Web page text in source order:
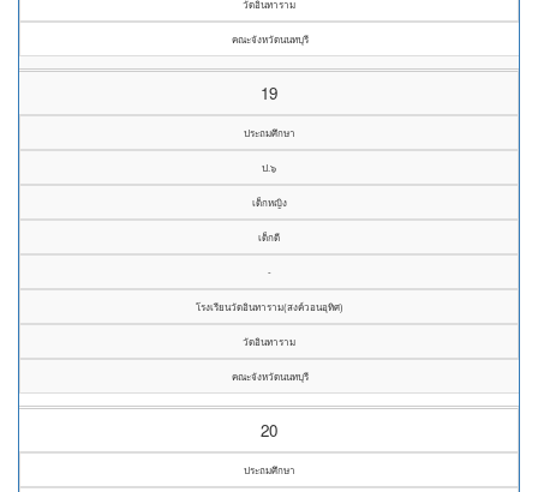
วัดอินทาราม
คณะจังหวัดนนทบุรี
19
ประถมศึกษา
ป.๖
เด็กหญิง
เด็กดี
-
โรงเรียนวัดอินทาราม(สงค์วอนอุทิศ)
วัดอินทาราม
คณะจังหวัดนนทบุรี
20
ประถมศึกษา